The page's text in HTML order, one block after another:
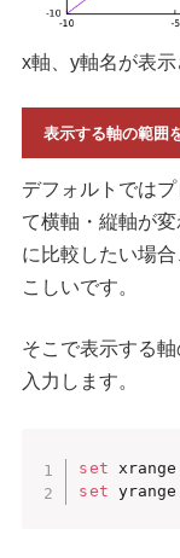
x軸、y軸名が表示
表示する軸の範囲
デフォルトでは
て横軸・縦軸が
に比較したい場
こしいです。
そこで表示する
入力します。
set xrange
set yrange